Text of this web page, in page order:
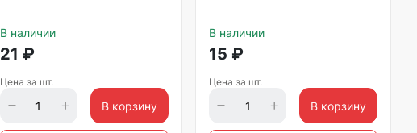
В наличии
21 ₽
Цена за шт.
В корзину
В наличии
15 ₽
Цена за шт.
В корзину